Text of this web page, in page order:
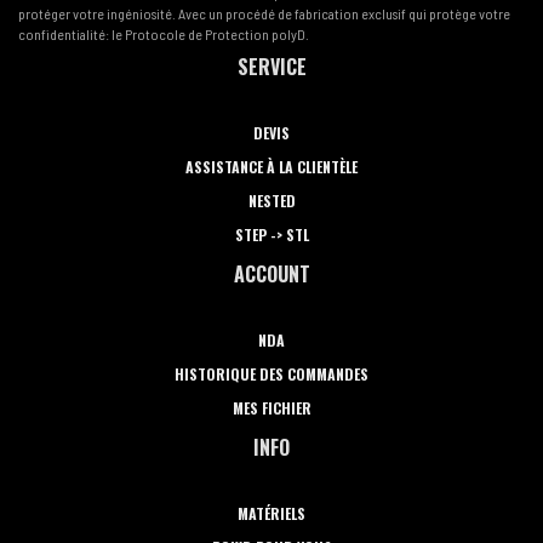
protéger votre ingéniosité. Avec un procédé de fabrication exclusif qui protège votre
confidentialité: le Protocole de Protection polyD.
SERVICE
DEVIS
ASSISTANCE À LA CLIENTÈLE
NESTED
STEP -> STL
ACCOUNT
NDA
HISTORIQUE DES COMMANDES
MES FICHIER
INFO
MATÉRIELS